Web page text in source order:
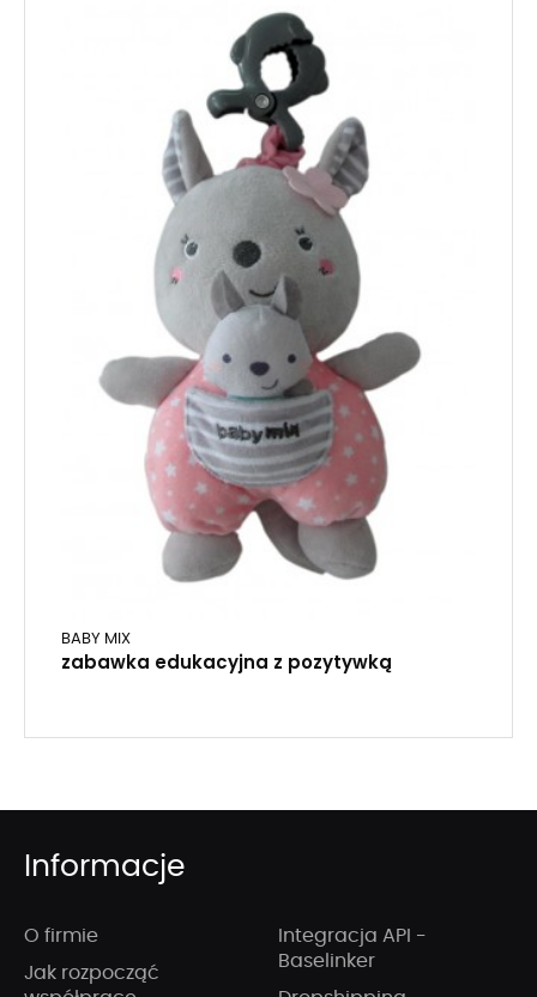
BABY MIX
zabawka edukacyjna z pozytywką
Informacje
O firmie
Jak rozpocząć
Integracja API -
Baselinker